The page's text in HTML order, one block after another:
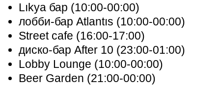
Lıkya бар (10:00-00:00)
лобби-бар Atlantıs (10:00-00:00)
Street cafe (16:00-17:00)
диско-бар After 10 (23:00-01:00)
Lobby Lounge (10:00-00:00)
Beer Garden (21:00-00:00)